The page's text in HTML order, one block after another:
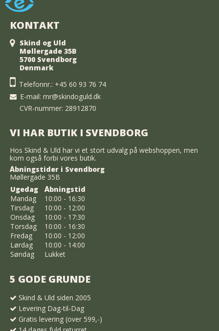
KONTAKT
Skind og Uld
Møllergade 35B
5700 Svendborg
Denmark
Telefonnr.: +45 60 93 76 74
E-mail: mr@skindoguld.dk
CVR-nummer: 28912870
VI HAR BUTIK I SVENDBORG
Hos Skind & Uld har vi et stort udvalg på webshoppen, men
kom også forbi vores butik.
Åbningstider i Svendborg
Møllergade 35B
Ugedag
Åbningstid
Mandag
10:00 - 16:30
Tirsdag
10:00 - 12:00
Onsdag
10:00 - 17:30
Torsdag
10:00 - 16:30
Fredag
10:00 - 12:00
Lørdag
10:00 - 14:00
Søndag
Lukket
5 GODE GRUNDE
Skind & Uld siden 2005
Levering Dag-til-Dag
Gratis levering (over 599,-)